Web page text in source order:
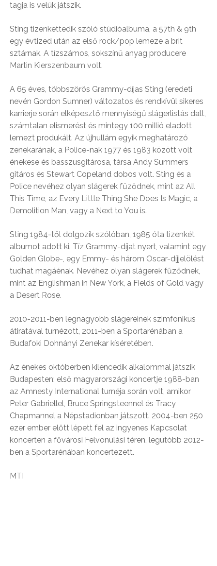
tagja is velük játszik.
Sting tizenkettedik szóló stúdióalbuma, a 57th & 9th
egy évtized után az első rock/pop lemeze a brit
sztárnak. A tízszámos, sokszínű anyag producere
Martin Kierszenbaum volt.
A 65 éves, többszörös Grammy-díjas Sting (eredeti
nevén Gordon Sumner) változatos és rendkívül sikeres
karrierje során elképesztő mennyiségű slágerlistás dalt,
számtalan elismerést és mintegy 100 millió eladott
lemezt produkált. Az újhullám egyik meghatározó
zenekarának, a Police-nak 1977 és 1983 között volt
énekese és basszusgitárosa, társa Andy Summers
gitáros és Stewart Copeland dobos volt. Sting és a
Police nevéhez olyan slágerek fűződnek, mint az All
This Time, az Every Little Thing She Does Is Magic, a
Demolition Man, vagy a Next to You is.
Sting 1984-től dolgozik szólóban, 1985 óta tizenkét
albumot adott ki. Tíz Grammy-díjat nyert, valamint egy
Golden Globe-, egy Emmy- és három Oscar-díjjelölést
tudhat magáénak. Nevéhez olyan slágerek fűződnek,
mint az Englishman in New York, a Fields of Gold vagy
a Desert Rose.
2010-2011-ben legnagyobb slágereinek szimfonikus
átiratával turnézott, 2011-ben a Sportarénában a
Budafoki Dohnányi Zenekar kíséretében.
Az énekes októberben kilencedik alkalommal játszik
Budapesten: első magyarországi koncertje 1988-ban
az Amnesty International turnéja során volt, amikor
Peter Gabriellel, Bruce Springsteennel és Tracy
Chapmannel a Népstadionban játszott. 2004-ben 250
ezer ember előtt lépett fel az ingyenes Kapcsolat
koncerten a fővárosi Felvonulási téren, legutóbb 2012-
ben a Sportarénában koncertezett.
MTI